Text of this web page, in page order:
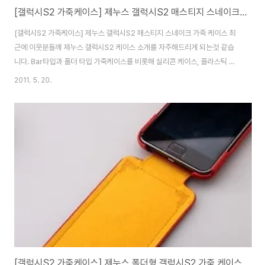
[갤럭시S2 가죽케이스] 제누스 갤럭시S2 매스티지 스네이크 가죽 케이스
[갤럭시S2 가죽케이스] 제누스 갤럭시S2 매스티지 스네이크 가죽 케이스 최
근에 이웃분들께 제누스 갤럭시S2 케이스 소개를 자주해드리게 되는것 같습
니다. Bar타입과 폴더 타입 가죽케이스를 비롯해 실리콘 케이스, 플라스틱 케
이스등 다양하게 제누스에서는 갤럭시S2 케이스들을 출시하고 있는데요. 오
케이스입니다. 가격은 3만원대인데요. 패키지가 깔끔하고, 고급스러운 분위기
입니다. 구성품에 액정보호필름까지 포함되어 있으니 경제적부담/지출을 아낄
수 있겠죠? 색상은 스네이트 색상 1종 밖에 없습니다. 재질을 제외한 부분은 제
누스의 가죽케이스 폴더타입과 거의 비슷합니다. 카메라/후레시/스피커/조작
버튼 등 제품 위치에 맞게 홈이 있고, 구멍들이..
2011. 5. 20.